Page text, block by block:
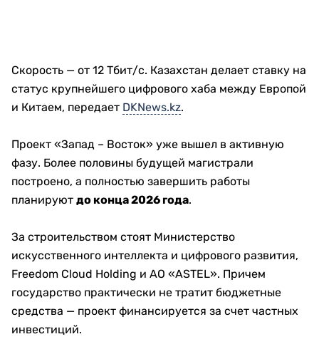
Скорость — от 12 Тбит/с. Казахстан делает ставку на
статус крупнейшего цифрового хаба между Европой
и Китаем, передает DKNews.kz.
Проект «Запад – Восток» уже вышел в активную
фазу. Более половины будущей магистрали
построено, а полностью завершить работы
планируют до конца 2026 года.
За строительством стоят Министерство
искусственного интеллекта и цифрового развития,
Freedom Cloud Holding и АО «ASTEL». Причем
государство практически не тратит бюджетные
средства — проект финансируется за счет частных
инвестиций.